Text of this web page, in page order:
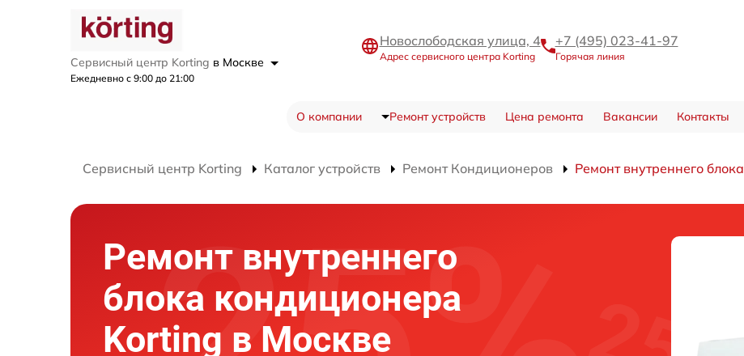
Сервисный центр Korting в Москве
Ежедневно с 9:00 до 21:00
Новослободская улица, 4
Адрес сервисного центра Korting
+7 (495) 023-41-97
Горячая линия
О компании Ремонт устройств Цена ремонта Вакансии Контакты
Сервисный центр Korting Каталог устройств Ремонт Кондиционеров Ремонт внутреннего блока
Ремонт внутреннего
блока кондиционера
Korting в Москве